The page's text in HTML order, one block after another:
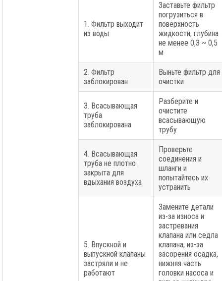
1. Фильтр выходит
из воды
Заставьте фильтр
погрузиться в
поверхность
жидкости, глубина
не менее 0,3 ~ 0,5
м
2. Фильтр
заблокирован
Выньте фильтр для
очистки
3. Всасывающая
труба
заблокирована
Разберите и
очистите
всасывающую
трубу
4. Всасывающая
труба не плотно
закрыта для
вдыхания воздуха
Проверьте
соединения и
шланги и
попытайтесь их
устранить
5. Впускной и
выпускной клапаны
застряли и не
работают
Замените детали
из-за износа и
застревания
клапана или седла
клапана; из-за
засорения осадка,
нижняя часть
головки насоса и